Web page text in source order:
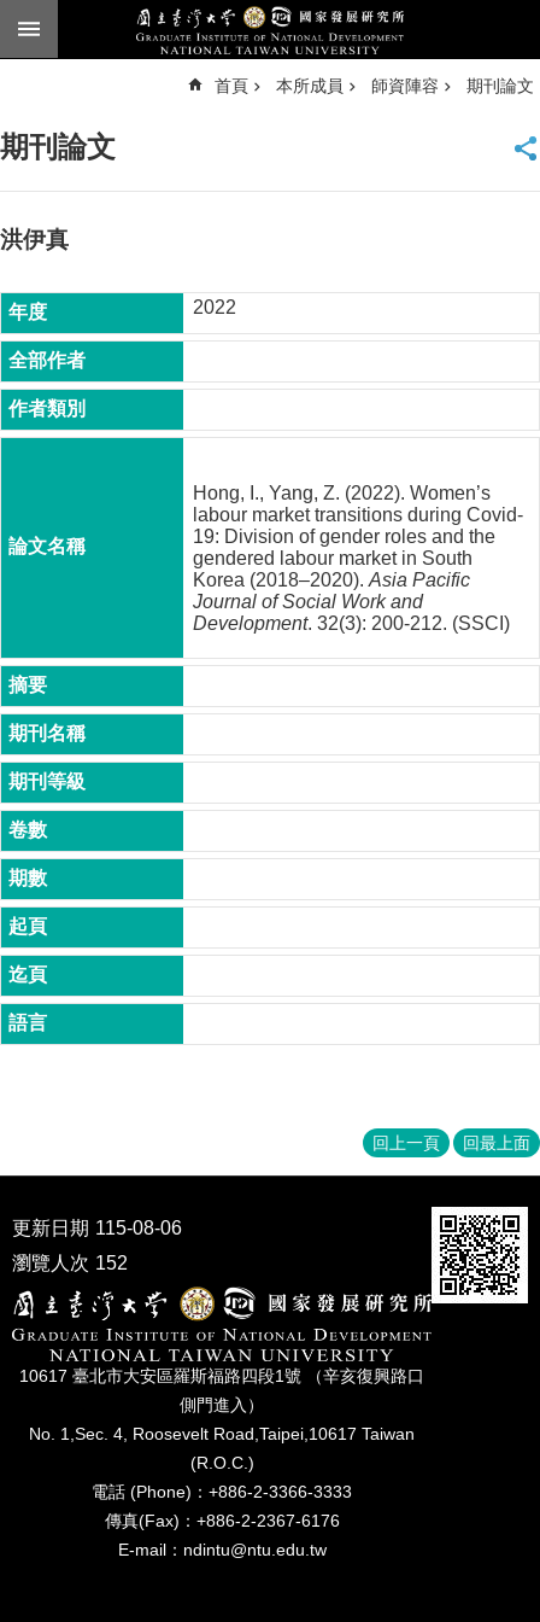
跳到主要內容區塊
臺
頁
公
告
本
所
簡
所
成
士
班
碩
士
班
在
職
專
班
學
術
研
究
期
刊
口
試
專
學
首頁 本所成員 師資陣容 期刊論文
期刊論文
洪伊真
2022
Hong, I., Yang, Z. (2022). Women’s
labour market transitions during Covid-
19: Division of gender roles and the
gendered labour market in South
Korea (2018–2020).Asia Pacific
Journal of Social Work and
Development. 32(3): 200-212. (SSCI)
回上一頁 回最上面
更新日期 115-08-06
瀏覽人次 152
10617 臺北市⼤安區羅斯福路四段1號 （辛亥復興路⼝
側⾨進入）
No. 1,Sec. 4, Roosevelt Road,Taipei,10617 Taiwan
(R.O.C.)
電話 (Phone)：+886-2-3366-3333
傳真(Fax)：+886-2-2367-6176
E-mail：ndintu@ntu.edu.tw